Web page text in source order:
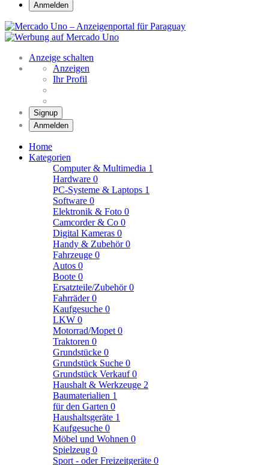
Anmelden
Anzeige schalten
Anzeigen
Ihr Profil
Signup
Anmelden
Home
Kategorien
Computer & Multimedia 1
Hardware 0
PC-Systeme & Laptops 1
Software 0
Elektronik & Foto 0
Camcorder & Co 0
Digital Kameras 0
Handy & Zubehör0
Fahrzeuge 0
Autos 0
Boote 0
Ersatzteile/Zubehör0
Fahrräder0
Kaufgesuche 0
LKW 0
Motorrad/Mopet 0
Traktoren 0
Grundstücke 0
Grundstück Suche 0
Grundstück Verkauf0
Haushalt & Werkzeuge 2
Baumaterialien 1
für den Garten 0
Haushaltsgeräte 1
Kaufgesuche 0
Möbel und Wohnen 0
Spielzeug 0
Sport - oder Freizeitgeräte 0